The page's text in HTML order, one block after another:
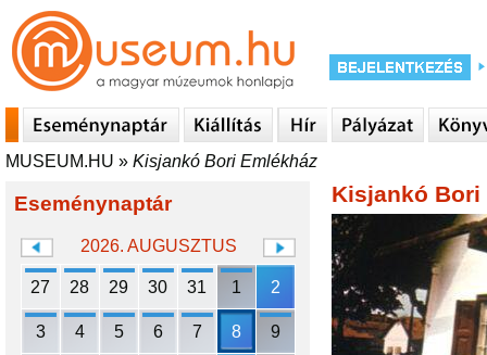
MUSEUM.HU » Kisjankó Bori Emlékház
Eseménynaptár
2026. AUGUSZTUS
27 28 29 30 31 1 2
3 4 5 6 7 8 9
Kisjankó Bori